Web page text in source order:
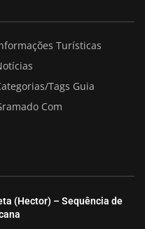
Turísticas
Tags Guia
Com
(Hector) – Sequência de